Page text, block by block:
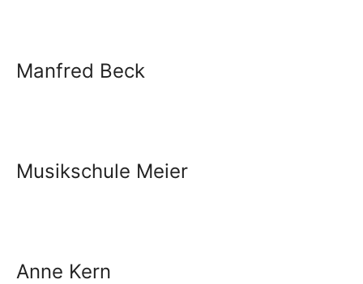
Manfred Beck
Musikschule Meier
Anne Kern